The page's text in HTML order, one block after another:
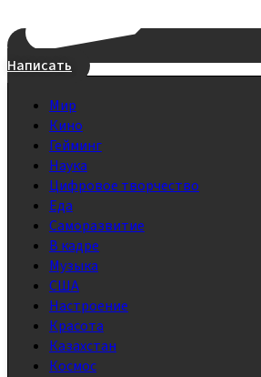
Написать
Мир
Кино
Гейминг
Наука
Цифровое творчество
Еда
Саморазвитие
В кадре
Музыка
США
Настроение
Красота
Казахстан
Космос